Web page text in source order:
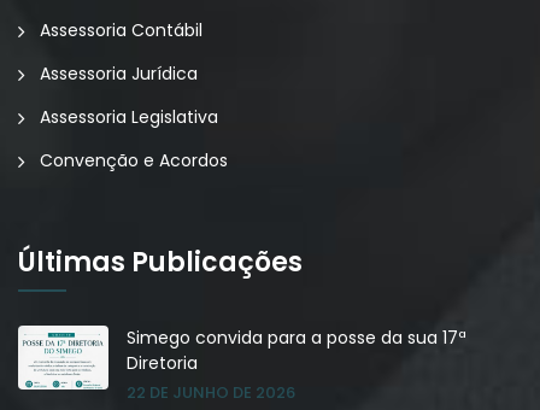
Assessoria Contábil
Assessoria Jurídica
Assessoria Legislativa
Convenção e Acordos
Últimas Publicações
Simego convida para a posse da sua 17ª
Diretoria
22 DE JUNHO DE 2026